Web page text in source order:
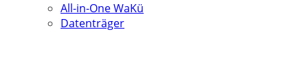
All-in-One WaKü
Datenträger